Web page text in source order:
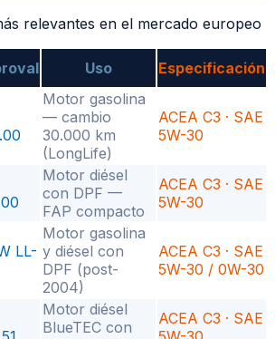
relevantes en el mercado europeo
Uso
Especificación
Motor gasolina
— cambio
30.000 km
(LongLife)
ACEA C3 · SAE
5W-30
Motor diésel
con DPF —
FAP compacto
ACEA C3 · SAE
5W-30
LL-
Motor gasolina
y diésel con
DPF (post-
2004)
ACEA C3 · SAE
5W-30 / 0W-30
Motor diésel
BlueTEC con
ACEA C3 · SAE